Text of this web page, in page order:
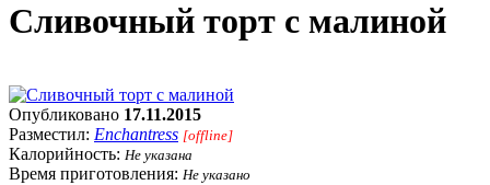
Сливочный торт с малиной
Опубликовано 17.11.2015
Разместил: Enchantress [offline]
Калорийность: Не указана
Время приготовления: Не указано